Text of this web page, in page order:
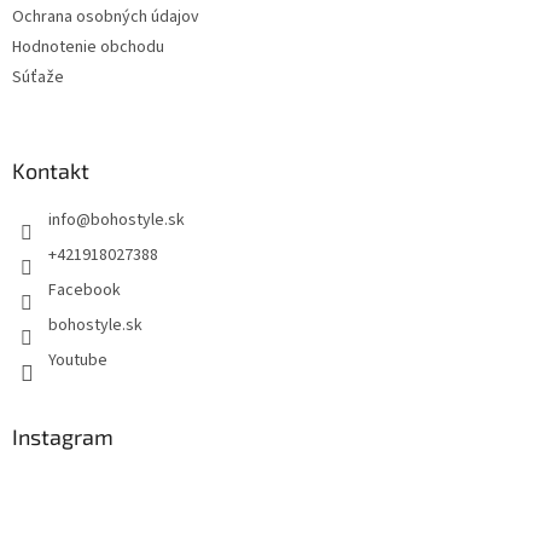
Ochrana osobných údajov
Hodnotenie obchodu
Súťaže
Kontakt
info@bohostyle.sk
+421918027388
Facebook
bohostyle.sk
Youtube
Instagram